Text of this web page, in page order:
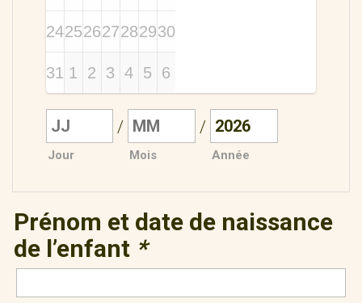
24252627282930
31 1 2 3 4 5 6
Jour
/
Mois
/
Année
Prénom et date de naissance
de l’enfant *